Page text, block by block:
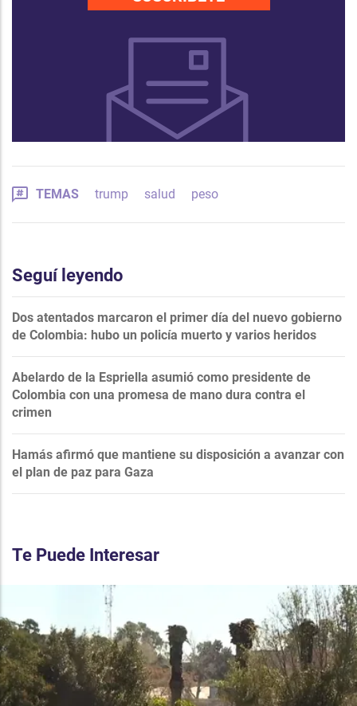
TEMAS trump salud peso
Seguí leyendo
Dos atentados marcaron el primer día del nuevo gobierno
de Colombia: hubo un policía muerto y varios heridos
Abelardo de la Espriella asumió como presidente de
Colombia con una promesa de mano dura contra el
crimen
Hamás afirmó que mantiene su disposición a avanzar con
el plan de paz para Gaza
Te Puede Interesar